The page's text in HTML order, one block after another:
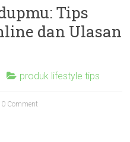
Tips
dan Ulasan
produk lifestyle tips
0 Comment